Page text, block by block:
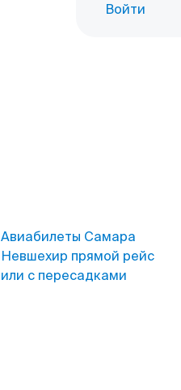
Войти
Авиабилеты Самара
Невшехир прямой рейс
или с пересадками